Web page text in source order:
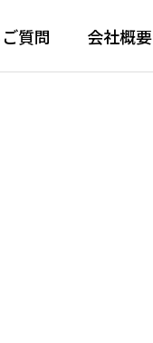
質問 会社概要